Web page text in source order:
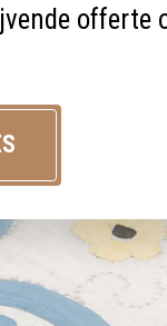
offerte